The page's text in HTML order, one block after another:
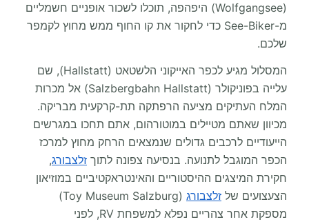
(Wolfgangsee) היפהפה, תוכלו לשכור אופניים חשמליים
מ-See-Biker כדי לחקור את קו החוף ממש מחוץ לקמפר
שלכם.
המסלול מגיע לכפר האייקוני הלשטאט (Hallstatt), שם
עלייה בפוניקולר (Salzbergbahn Hallstatt) אל מכרות
המלח העתיקים מציעה הרפתקה תת-קרקעית מבריקה.
מכיוון שאתם מטיילים במוטורהום, אתם תחכו במגרשים
הייעודיים לרכבים גדולים שנמצאים הרחק מחוץ למרכז
הכפר המוגבל לתנועה. בנסיעה צפונה לתוך זלצבורג,
חקירת המיצגים ההיסטוריים והאינטראקטיביים במוזיאון
הצעצועים של זלצבורג
(Toy Museum Salzburg)
מספקת אחר צהריים נפלא למשפחת RV, לפני